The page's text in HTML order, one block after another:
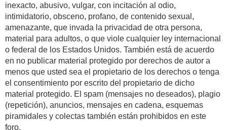
inexacto, abusivo, vulgar, con incitación al odio,
intimidatorio, obsceno, profano, de contenido sexual,
amenazante, que invada la privacidad de otra persona,
material para adultos, o que viole cualquier ley internacional
o federal de los Estados Unidos. También está de acuerdo
en no publicar material protegido por derechos de autor a
menos que usted sea el propietario de los derechos o tenga
el consentimiento por escrito del propietario de dicho
material protegido. El spam (mensajes no deseados), plagio
(repetición), anuncios, mensajes en cadena, esquemas
piramidales y colectas también están prohibidos en este
foro.